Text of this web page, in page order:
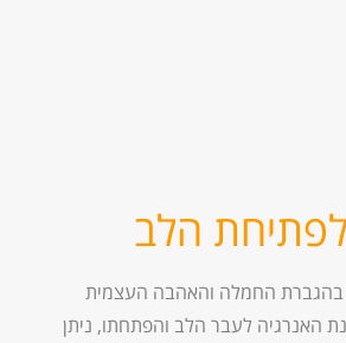
הלב
בהגברת החמלה והאהבה העצמית
האנרגיה לעבר הלב והפתחתו, ניתן